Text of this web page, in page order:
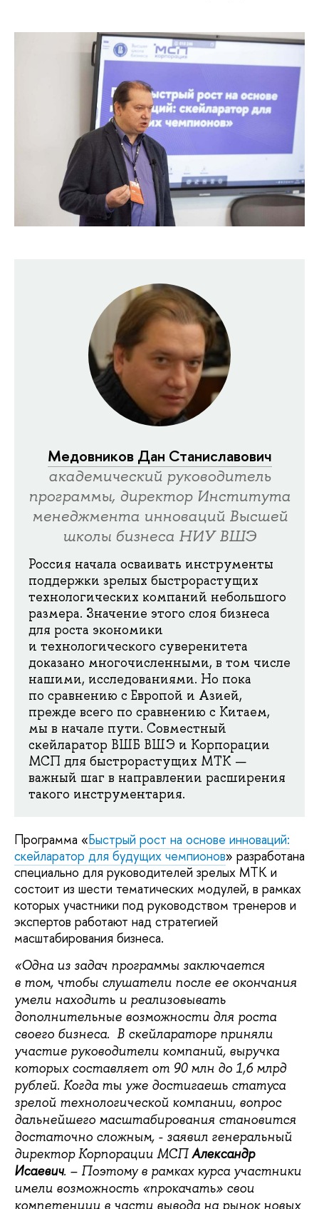
Медовников Дан Станиславович
академический руководитель
программы, директор Института
менеджмента инноваций Высшей
школы бизнеса НИУ ВШЭ
Россия начала осваивать инструменты
поддержки зрелых быстрорастущих
технологических компаний небольшого
размера. Значение этого слоя бизнеса
для роста экономики
и технологического суверенитета
доказано многочисленными, в том числе
нашими, исследованиями. Но пока
по сравнению с Европой и Азией,
прежде всего по сравнению с Китаем,
мы в начале пути. Совместный
скейларатор ВШБ ВШЭ и Корпорации
МСП для быстрорастущих МТК —
важный шаг в направлении расширения
такого инструментария.
Программа «Быстрый рост на основе инноваций:
скейларатор для будущих чемпионов» разработана
специально для руководителей зрелых МТК и
состоит из шести тематических модулей, в рамках
которых участники под руководством тренеров и
экспертов работают над стратегией
масштабирования бизнеса.
«Одна из задач программы заключается
в том, чтобы слушатели после ее окончания
умели находить и реализовывать
дополнительные возможности для роста
своего бизнеса. В скейлараторе приняли
участие руководители компаний, выручка
которых составляет от 90 млн до 1,6 млрд
рублей. Когда ты уже достигаешь статуса
зрелой технологической компании, вопрос
дальнейшего масштабирования становится
достаточно сложным, - заявил генеральный
директор Корпорации МСПАлександр
Исаевич. – Поэтому в рамках курса участники
имели возможность «прокачать» свои
компетенции в части вывода на рынок новых